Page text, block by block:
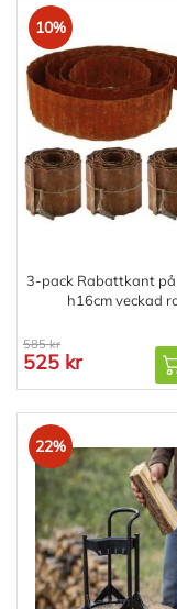
10%
3-pack Rabattkant på
h16cm veckad
585 kr
525 kr
22%